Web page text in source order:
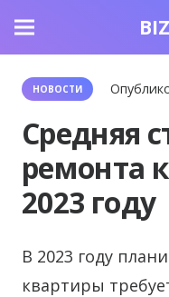
НОВОСТИ
Средняя
ремонта
2023 году
В 2023 году
квартиры